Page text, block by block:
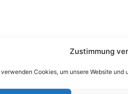
Zustimmung
verwenden Cookies, um unsere Website und